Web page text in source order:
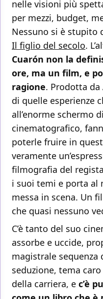
nelle visioni più
per mezzi, budget,
Nessuno si è stupito
Il figlio del secolo.
Cuarón non la
ore, ma un film, e
ragione. Prodotta da
di quelle esperienze
all’enorme schermo
cinematografico,
poterle fruire in
veramente
filmografia del
i suoi temi e porta al
messa in scena. Un
che quasi nessuno
C’è tanto del suo
assorbe e uccide,
magistrale sequenza
seduzione, tema
della carriera, e c’è